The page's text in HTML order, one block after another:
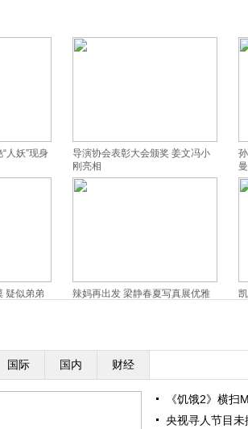
人妖”现身
导演协会表彰大会颁奖 姜文冯小
刚亮相
疑似弟弟
辣妈再出发 梁静春夏写真展优雅
国际 国内 财经
《饥饿2》横扫
央视寻人节目